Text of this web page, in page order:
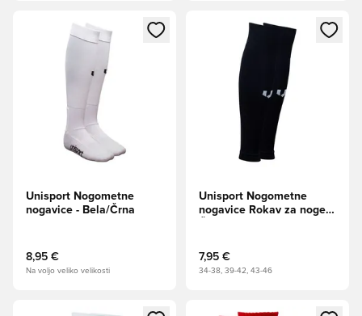
Odpre Modal za prijavo ali vpis kot član
Unisport Nogometne
nogavice - Bela/Črna
8,95 €
Na voljo veliko velikosti
Odpre Modal za prijavo ali
Unisport Nogometne
nogavice Rokav za noge -
7,95 €
34-38, 39-42, 43-46